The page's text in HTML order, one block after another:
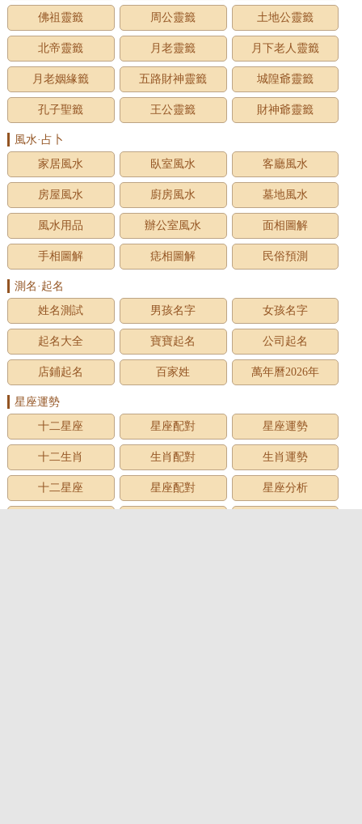
佛祖靈籤 周公靈籤 土地公靈籤
北帝靈籤 月老靈籤 月下老人靈籤
月老姻緣籤 五路財神靈籤 城隍爺靈籤
孔子聖籤 王公靈籤 財神爺靈籤
風水·占卜
家居風水
臥室風水 客廳風水
房屋風水 廚房風水 墓地風水
風水用品 辦公室風水 面相圖解
手相圖解 痣相圖解 民俗預測
測名·起名
姓名測試
男孩名字 女孩名字
起名大全 寶寶起名 公司起名
店鋪起名 百家姓 萬年曆2026年
星座運勢
十二星座
星座配對 星座運勢
十二生肖 生肖配對 生肖運勢
十二星座 星座配對 星座分析